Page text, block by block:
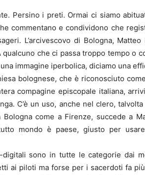
Persino i preti. Ormai ci siamo
commentano e condividono che
L’arcivescovo di Bologna,
qualcuno che ci passa troppo tempo o
immagine iperbolica, diciamo una
bolognese, che è riconosciuto
compagine episcopale italiana,
C’è un uso, anche nel clero,
Bologna come a Firenze, succede a
mondo è paese, giusto per
digitali sono in tutte le categorie dai
ai piloti ma forse per i sacerdoti fa